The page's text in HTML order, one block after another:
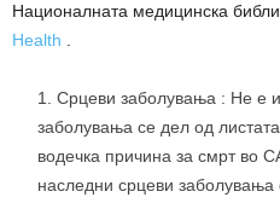
Националната медицинска
Health .
Срцеви заболувања : Не е
заболувања се дел од
водечка причина за смрт во
наследни срцеви заболувања